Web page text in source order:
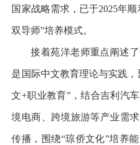
国家战略需求，已于2025年顺
双导师”培养模式。
接着苑洋老师重点阐述
是国际中文教育理论与实践
文+职业教育”，结合吉利汽
境电商、跨境旅游等产业需
传播，围绕“琼侨文化”培养